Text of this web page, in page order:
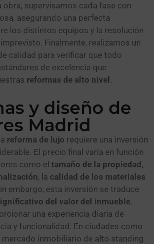
obra, supervisamos cada fase con
asegurando una perfecta
los distintos equipos y la resolución
Finalmente, realizamos un
calidad para verificar que todo
de excelencia que
reformas de alto nivel .
y diseño de
Madrid
reforma de lujo requiere una inversión
El precio final varía en función
como el tamaño de la propiedad,
, la calidad de los materiales
embargo, esta inversión se traduce
del valor del inmueble,
una experiencia diaria de
y funcionalidad. En ciudades como
mercado inmobiliario de alto standing